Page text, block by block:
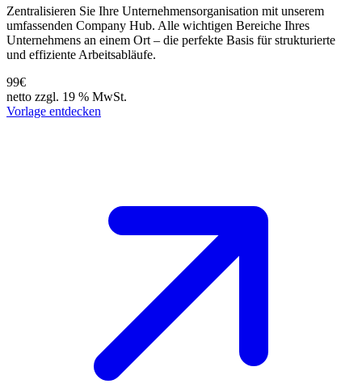
Zentralisieren Sie Ihre Unternehmensorganisation mit unserem
umfassenden Company Hub. Alle wichtigen Bereiche Ihres
Unternehmens an einem Ort – die perfekte Basis für strukturierte
und effiziente Arbeitsabläufe.
99€
netto zzgl. 19 % MwSt.
Vorlage entdecken